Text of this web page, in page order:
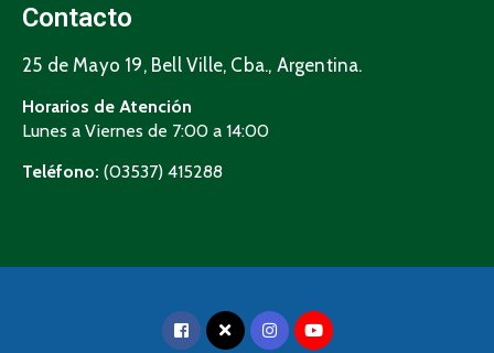
Contacto
25 de Mayo 19, Bell Ville, Cba., Argentina.
Horarios de Atención
Lunes a Viernes de 7:00 a 14:00
Teléfono: (03537) 415288